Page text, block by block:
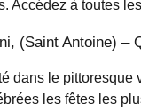
Accédez à toutes
(Saint Antoine) –
dans le pittoresque
les fêtes les